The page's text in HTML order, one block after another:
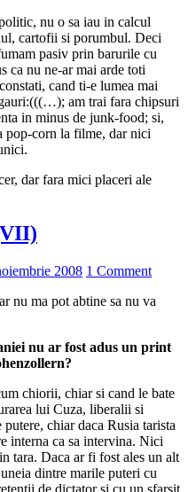
nu o sa iau in calcul
cartofii si porumbul. Deci
pasiv prin barurile cu
ca nu ne-ar mai arde toti
cand ti-e lumea mai
am trai fara chipsuri
in minus de junk-food; si,
pop-corn la filme, dar nici
dar fara mici placeri ale
2008 1 Comment
nu ma pot abtine sa nu va
nu ar fost adus un print
chiorii, chiar si cand le bate
lui Cuza, liberalii si
chiar daca Rusia tarista
interna ca sa intervina. Nici
tara. Daca ar fi fost ales un alt
dintre marile puteri cu
de dictator si cu un sfarsit